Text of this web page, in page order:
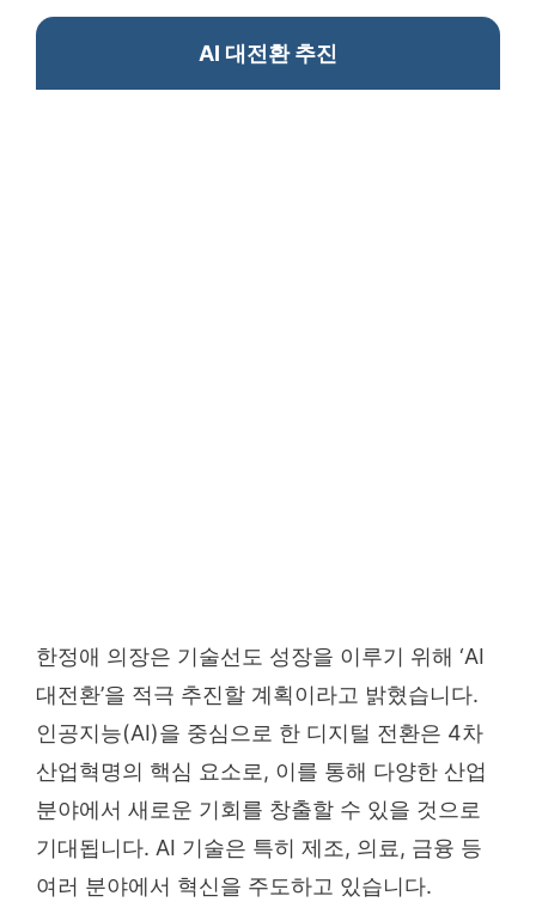
AI 대전환 추진
한정애 의장은 기술선도 성장을 이루기 위해 ‘AI
대전환’을 적극 추진할 계획이라고 밝혔습니다.
인공지능(AI)을 중심으로 한 디지털 전환은 4차
산업혁명의 핵심 요소로, 이를 통해 다양한 산업
분야에서 새로운 기회를 창출할 수 있을 것으로
기대됩니다. AI 기술은 특히 제조, 의료, 금융 등
여러 분야에서 혁신을 주도하고 있습니다.